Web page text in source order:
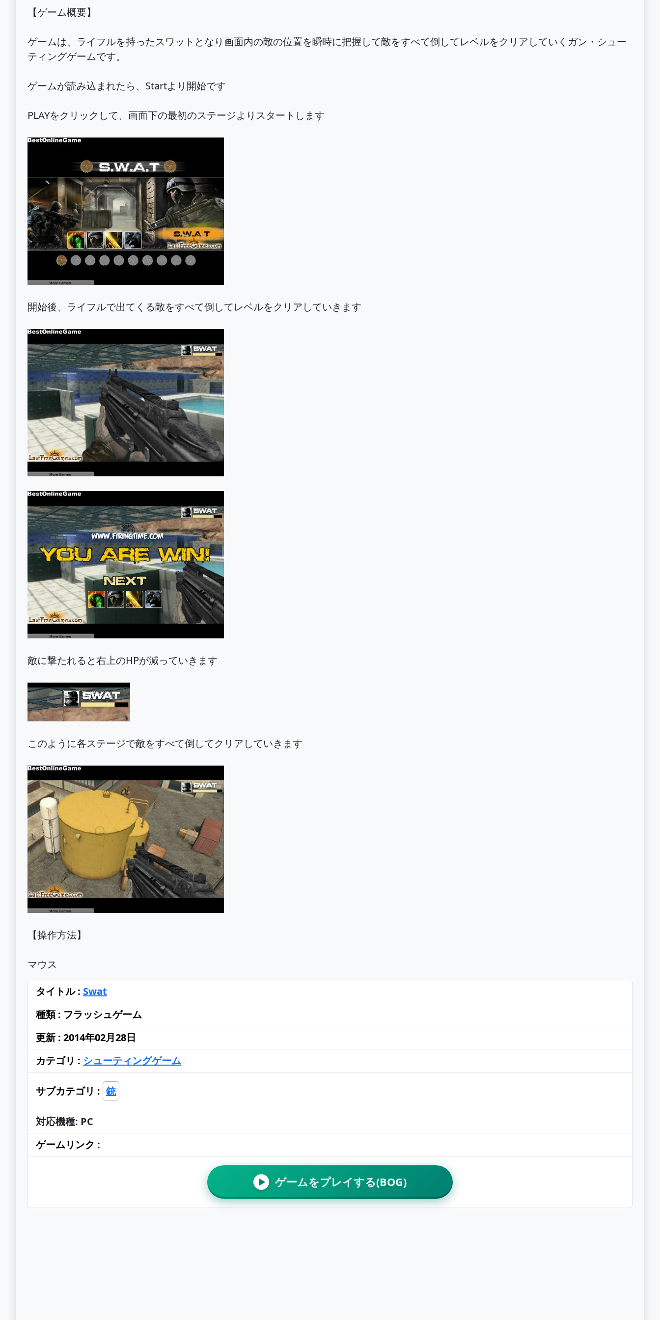
【ゲーム概要】
ゲームは、ライフルを持ったスワットとなり画面内の敵の位置を瞬時に把握して敵をすべて倒してレベルをクリアしていくガン・シュー
ティングゲームです。
ゲームが読み込まれたら、Startより開始です
PLAYをクリックして、画面下の最初のステージよりスタートします
開始後、ライフルで出てくる敵をすべて倒してレベルをクリアしていきます
敵に撃たれると右上のHPが減っていきます
このように各ステージで敵をすべて倒してクリアしていきます
【操作方法】
マウス
タイトル : Swat
種類 : フラッシュゲーム
更新 : 2014年02月28日
カテゴリ : シューティングゲーム
サブカテゴリ : 銃
対応機種: PC
ゲームリンク :
▶ ゲームをプレイする(BOG)